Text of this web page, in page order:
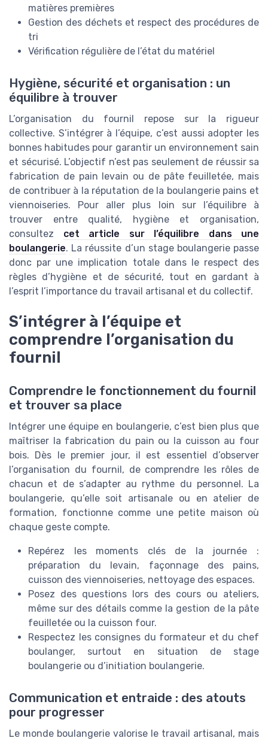
matières premières
Gestion des déchets et respect des procédures de
tri
Vérification régulière de l’état du matériel
Hygiène, sécurité et organisation : un
équilibre à trouver
L’organisation du fournil repose sur la rigueur
collective. S’intégrer à l’équipe, c’est aussi adopter les
bonnes habitudes pour garantir un environnement sain
et sécurisé. L’objectif n’est pas seulement de réussir sa
fabrication de pain levain ou de pâte feuilletée, mais
de contribuer à la réputation de la boulangerie pains et
viennoiseries. Pour aller plus loin sur l’équilibre à
trouver entre qualité, hygiène et organisation,
consultez cet article sur l’équilibre dans une
boulangerie. La réussite d’un stage boulangerie passe
donc par une implication totale dans le respect des
règles d’hygiène et de sécurité, tout en gardant à
l’esprit l’importance du travail artisanal et du collectif.
S’intégrer à l’équipe et
comprendre l’organisation du
fournil
Comprendre le fonctionnement du fournil
et trouver sa place
Intégrer une équipe en boulangerie, c’est bien plus que
maîtriser la fabrication du pain ou la cuisson au four
bois. Dès le premier jour, il est essentiel d’observer
l’organisation du fournil, de comprendre les rôles de
chacun et de s’adapter au rythme du personnel. La
boulangerie, qu’elle soit artisanale ou en atelier de
formation, fonctionne comme une petite maison où
chaque geste compte.
Repérez les moments clés de la journée :
préparation du levain, façonnage des pains,
cuisson des viennoiseries, nettoyage des espaces.
Posez des questions lors des cours ou ateliers,
même sur des détails comme la gestion de la pâte
feuilletée ou la cuisson four.
Respectez les consignes du formateur et du chef
boulanger, surtout en situation de stage
boulangerie ou d’initiation boulangerie.
Communication et entraide : des atouts
pour progresser
Le monde boulangerie valorise le travail artisanal, mais